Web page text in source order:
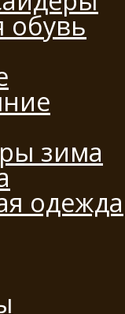
обувь
зима
одежда